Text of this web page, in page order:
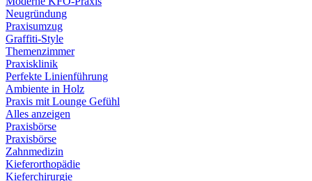
Neugründung
Praxisumzug
Graffiti-Style
Themenzimmer
Praxisklinik
Perfekte Linienführung
Ambiente in Holz
Praxis mit Lounge Gefühl
Alles anzeigen
Praxisbörse
Praxisbörse
Zahnmedizin
Kieferorthopädie
Kieferchirurgie